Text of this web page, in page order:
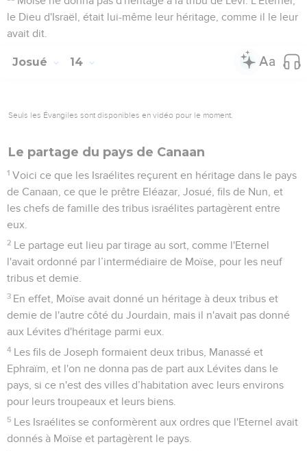
le Dieu d'Israël, était lui-même leur héritage, comme il le leur
avait dit.
Josué 14
Seuls les Évangiles sont disponibles en vidéo pour le moment.
Le partage du pays de Canaan
1 Voici ce que les Israélites reçurent en héritage dans le pays
de Canaan, ce que le prêtre Eléazar, Josué, fils de Nun, et
les chefs de famille des tribus israélites partagèrent entre
eux.
2 Le partage eut lieu par tirage au sort, comme l'Eternel
l'avait ordonné par l’intermédiaire de Moïse, pour les neuf
tribus et demie.
3 En effet, Moïse avait donné un héritage à deux tribus et
demie de l'autre côté du Jourdain, mais il n'avait pas donné
aux Lévites d'héritage parmi eux.
4 Les fils de Joseph formaient deux tribus, Manassé et
Ephraïm, et l'on ne donna pas de part aux Lévites dans le
pays, si ce n'est des villes d’habitation avec leurs environs
pour leurs troupeaux et leurs biens.
5 Les Israélites se conformèrent aux ordres que l'Eternel avait
donnés à Moïse et partagèrent le pays.